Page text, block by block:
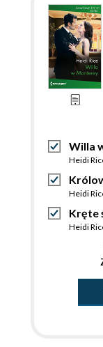
Willa
Heidi
Heidi
Kręte
Heidi